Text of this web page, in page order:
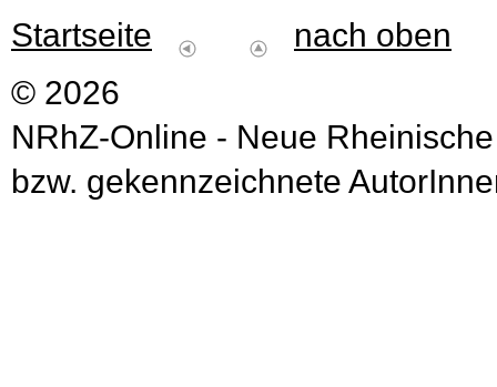
Startseite
nach oben
© 2026
NRhZ-Online - Neue
bzw. gekennzeichnete